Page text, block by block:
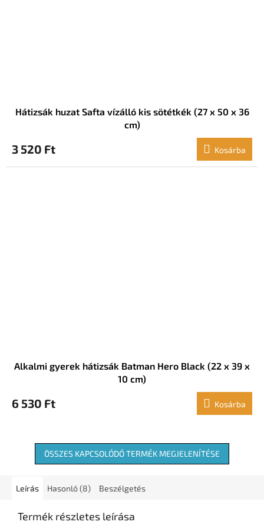
Hátizsák huzat Safta vízálló kis sötétkék (27 x 50 x 36
cm)
3 520 Ft Kosárba
Alkalmi gyerek hátizsák Batman Hero Black (22 x 39 x
10 cm)
6 530 Ft Kosárba
ÖSSZES KAPCSOLÓDÓ TERMÉK MEGJELENÍTÉSE
Leírás Hasonló (8) Beszélgetés
Termék részletes leírása